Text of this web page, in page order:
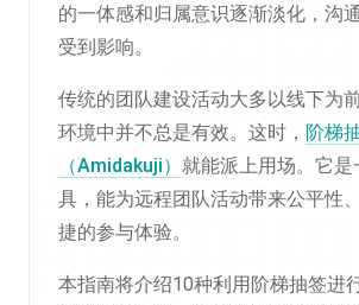
的一体感和归属意识逐渐淡化，沟
受到影响。
传统的团队建设活动大多以线下为
环境中并不总是有效。这时， 阶梯
（Amidakuji） 就能派上用场。它是
具，能为远程团队活动带来公平性
捷的参与体验。
本指南将介绍10种利用阶梯抽签进